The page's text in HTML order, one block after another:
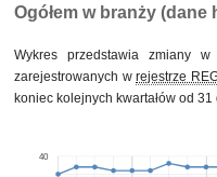
Ogółem w branży (dane
Wykres przedstawia zmiany
zarejestrowanych wrejestrze
koniec kolejnych kwartałów od
40